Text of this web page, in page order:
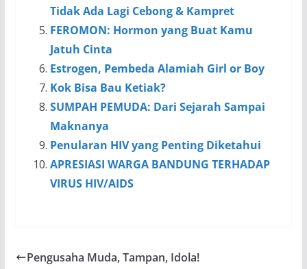
Tidak Ada Lagi Cebong & Kampret
FEROMON: Hormon yang Buat Kamu
Jatuh Cinta
Estrogen, Pembeda Alamiah Girl or Boy
Kok Bisa Bau Ketiak?
SUMPAH PEMUDA: Dari Sejarah Sampai
Maknanya
Penularan HIV yang Penting Diketahui
APRESIASI WARGA BANDUNG TERHADAP
VIRUS HIV/AIDS
Pengusaha Muda, Tampan, Idola!